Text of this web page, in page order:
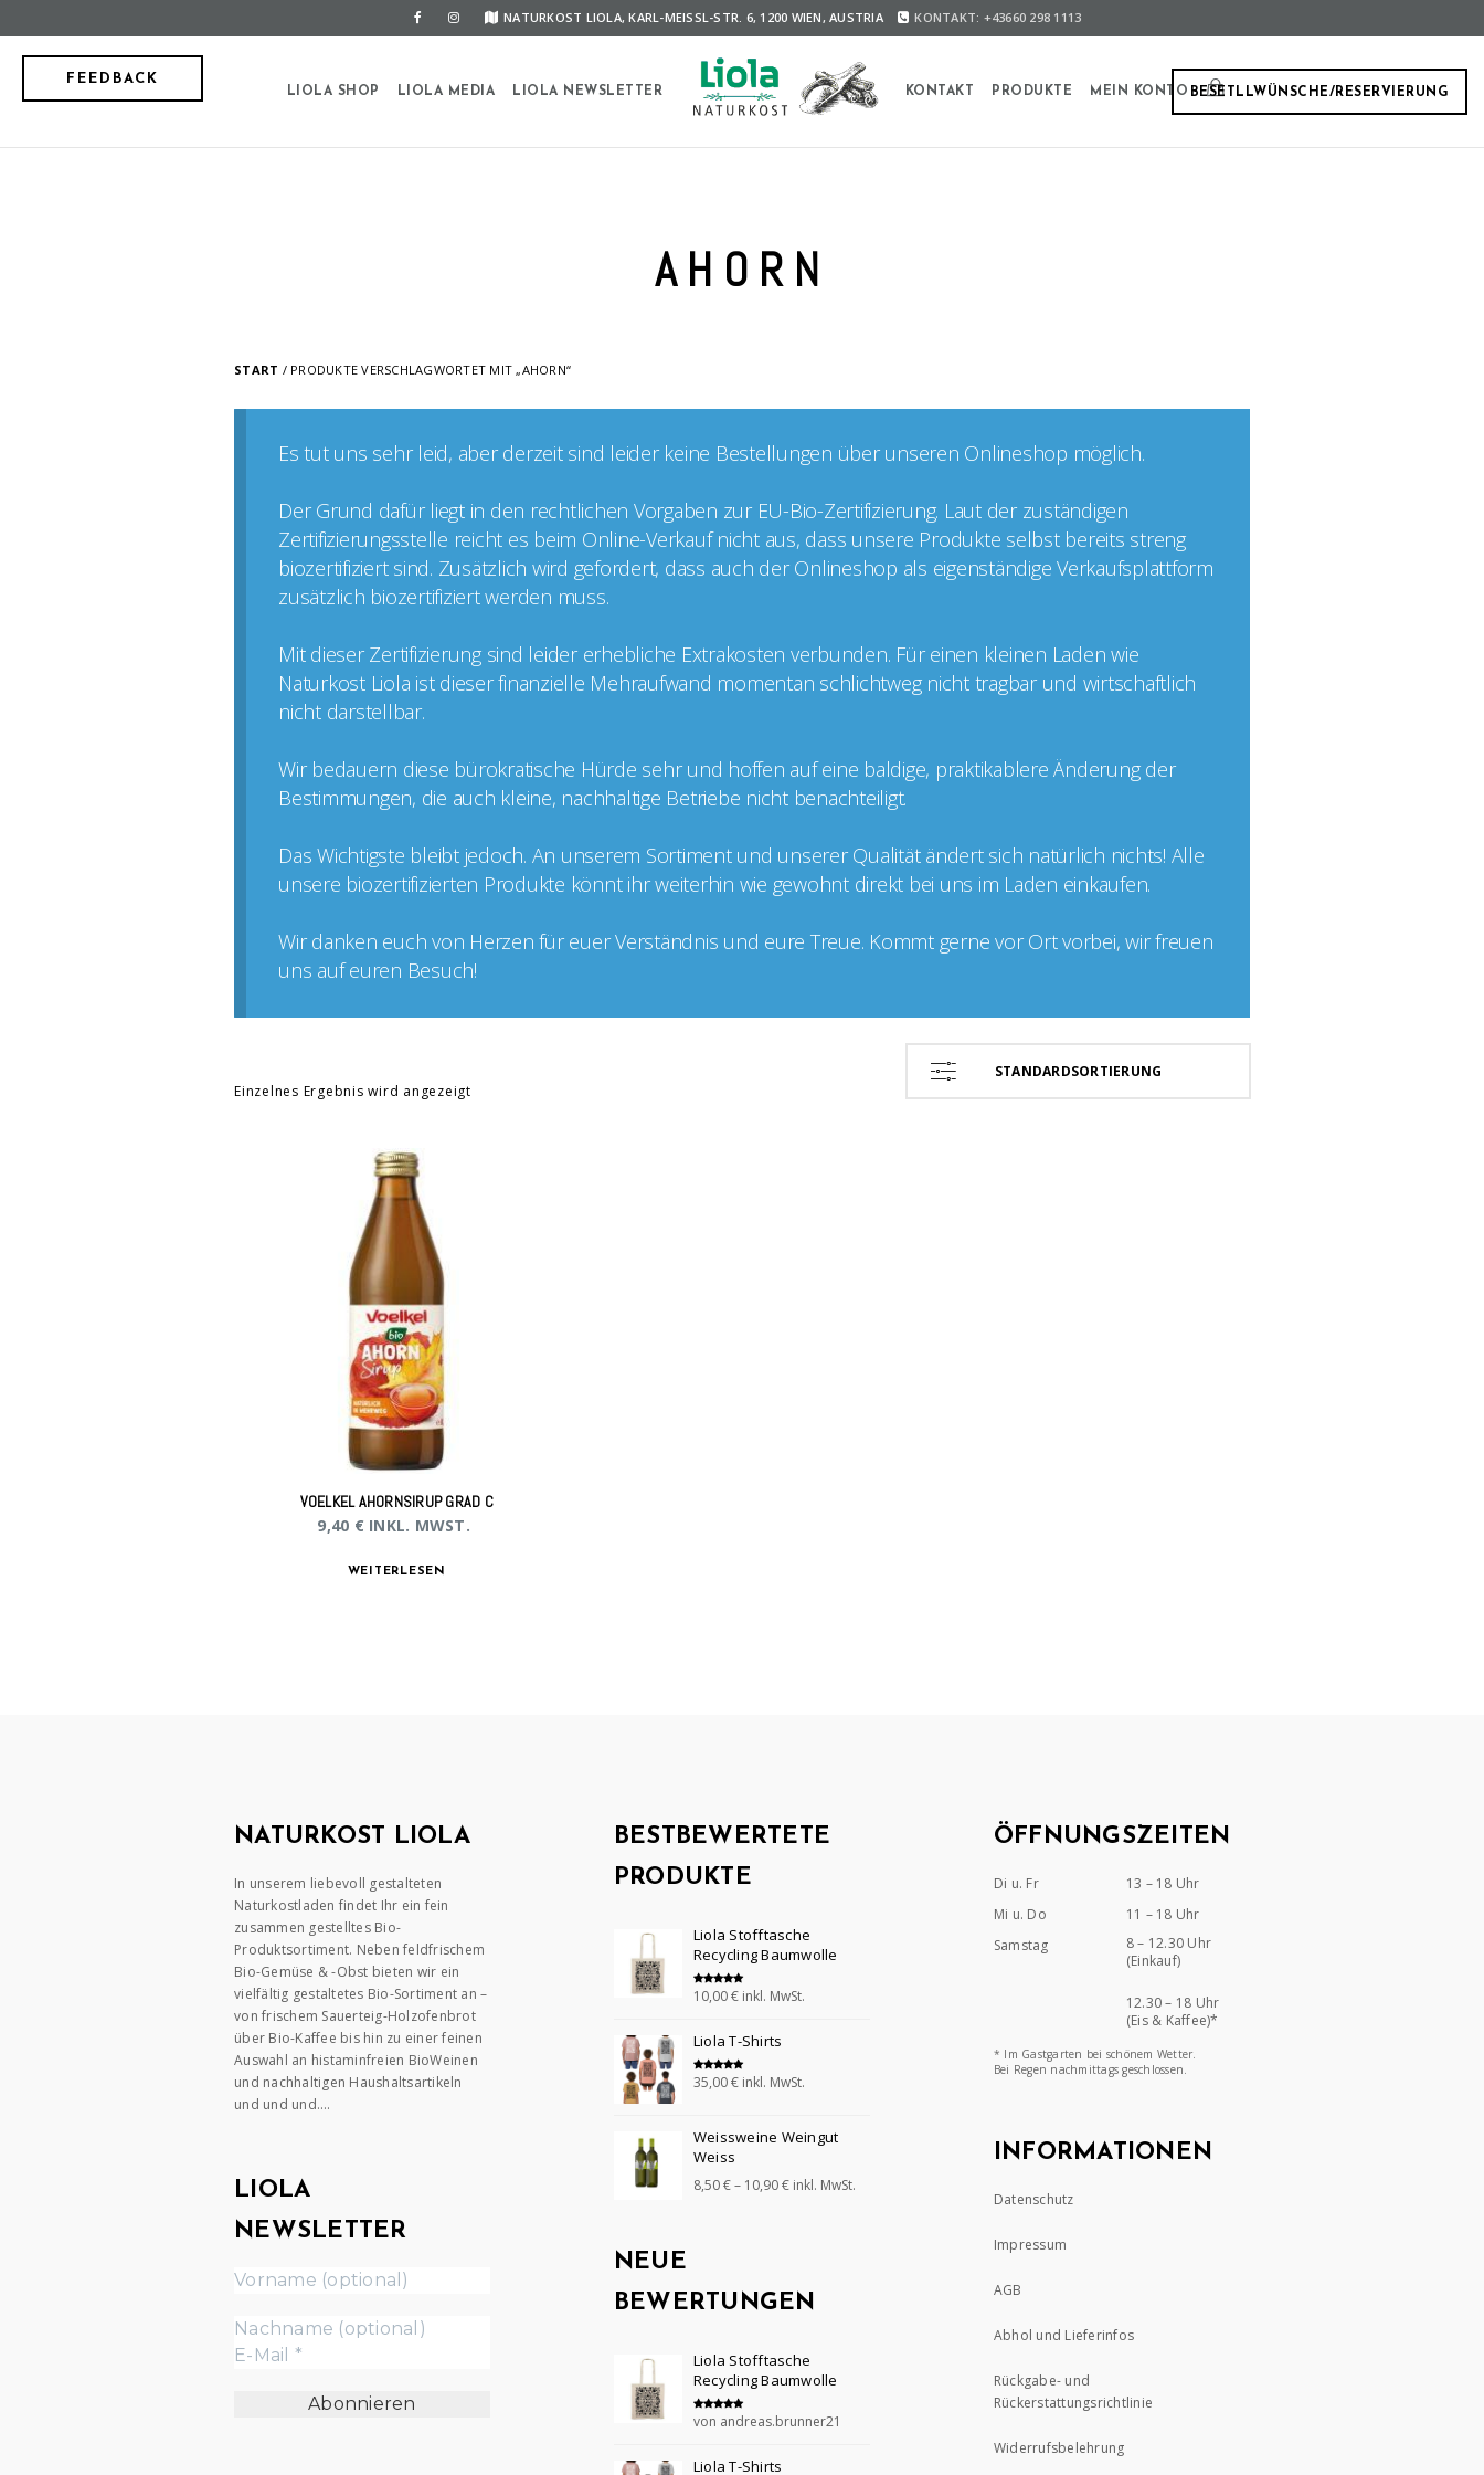
NATURKOST LIOLA, KARL-MEISSL-STR. 6, 1200 WIEN, AUSTRIA KONTAKT: +43660 298 1113
FEEDBACK
BESETLLWÜNSCHE/RESERVIERUNG
LIOLA SHOP LIOLA MEDIA LIOLA NEWSLETTER KONTAKT PRODUKTE MEIN KONTO
AHORN
START / PRODUKTE VERSCHLAGWORTET MIT „AHORN“
Es tut uns sehr leid, aber derzeit sind leider keine Bestellungen über unseren Onlineshop möglich.
Der Grund dafür liegt in den rechtlichen Vorgaben zur EU-Bio-Zertifizierung. Laut der zuständigen
Zertifizierungsstelle reicht es beim Online-Verkauf nicht aus, dass unsere Produkte selbst bereits streng
biozertifiziert sind. Zusätzlich wird gefordert, dass auch der Onlineshop als eigenständige Verkaufsplattform
zusätzlich biozertifiziert werden muss.
Mit dieser Zertifizierung sind leider erhebliche Extrakosten verbunden. Für einen kleinen Laden wie
Naturkost Liola ist dieser finanzielle Mehraufwand momentan schlichtweg nicht tragbar und wirtschaftlich
nicht darstellbar.
Wir bedauern diese bürokratische Hürde sehr und hoffen auf eine baldige, praktikablere Änderung der
Bestimmungen, die auch kleine, nachhaltige Betriebe nicht benachteiligt.
Das Wichtigste bleibt jedoch. An unserem Sortiment und unserer Qualität ändert sich natürlich nichts! Alle
unsere biozertifizierten Produkte könnt ihr weiterhin wie gewohnt direkt bei uns im Laden einkaufen.
Wir danken euch von Herzen für euer Verständnis und eure Treue. Kommt gerne vor Ort vorbei, wir freuen
uns auf euren Besuch!
Einzelnes Ergebnis wird angezeigt
STANDARDSORTIERUNG
VOELKEL AHORNSIRUP GRAD C
9,40 € INKL. MWST.
WEITERLESEN
NATURKOST LIOLA
In unserem liebevoll gestalteten
Naturkostladen findet Ihr ein fein
zusammen gestelltes Bio-
Produktsortiment. Neben feldfrischem
Bio-Gemüse & -Obst bieten wir ein
vielfältig gestaltetes Bio-Sortiment an –
von frischem Sauerteig-Holzofenbrot
über Bio-Kaffee bis hin zu einer feinen
Auswahl an histaminfreien BioWeinen
und nachhaltigen Haushaltsartikeln
und und und….
LIOLA
NEWSLETTER
BESTBEWERTETE
PRODUKTE
Liola Stofftasche
Recycling Baumwolle
Bewertet mit
5.00
10,00€ inkl. MwSt.
Liola T-Shirts
Bewertet mit
5.00
35,00€ inkl. MwSt.
Weissweine Weingut
Weiss
8,50€– 10,90€ inkl. MwSt.
NEUE
BEWERTUNGEN
Liola Stofftasche
Recycling Baumwolle
Bewertet mit
von andreas.brunner21
Liola T-Shirts
ÖFFNUNGSZEITEN
Di u. Fr
13 – 18 Uhr
Mi u. Do
11 – 18 Uhr
Samstag
8 – 12.30 Uhr
(Einkauf)
12.30 – 18 Uhr
(Eis & Kaffee)*
* Im Gastgarten bei schönem Wetter.
Bei Regen nachmittags geschlossen.
INFORMATIONEN
Datenschutz
Impressum
AGB
Abhol und Lieferinfos
Rückgabe- und
Rückerstattungsrichtlinie
Widerrufsbelehrung